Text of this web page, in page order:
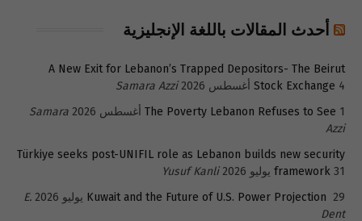
أحدث المقالات باللغة الإنجليزية
A New Exit for Lebanon’s Trapped Depositors- The Beirut
Stock Exchange 4 أغسطس 2026
Samara Azzi
The Poverty Lebanon Refuses to See 1 أغسطس 2026
Samara
Azzi
Türkiye seeks post-UNIFIL role as Lebanon builds new security
framework 31 يوليو 2026
Yusuf Kanli
Kuwait and the Future of U.S. Power Projection 29 يوليو 2026
E.
Dent